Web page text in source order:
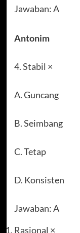
Jawaban: A
Antonim
4. Stabil ×
A. Guncang
B. Seimbang
C. Tetap
D. Konsisten
Jawaban: A
Rasional ×